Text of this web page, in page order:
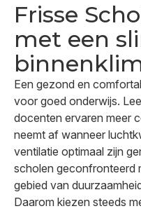
Frisse
met een
Een gezond en
voor goed onderwijs.
docenten ervaren meer
neemt af wanneer
ventilatie optimaal zijn
scholen geconfronteerd
gebied van
Daarom kiezen steeds